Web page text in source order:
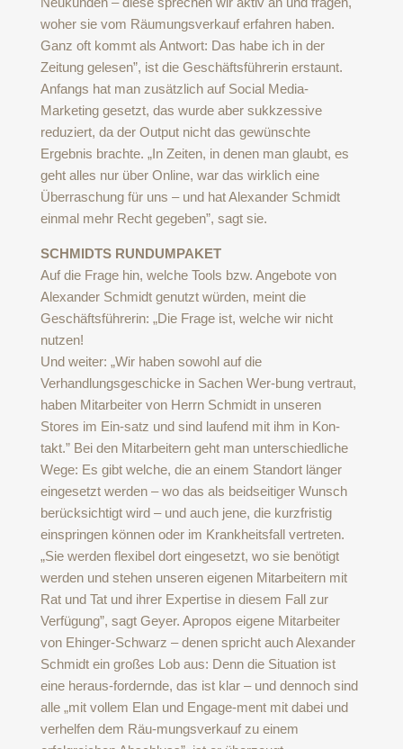
woher sie vom Räumungsverkauf erfahren haben.
Ganz oft kommt als Antwort: Das habe ich in der
Zeitung gelesen”, ist die Geschäftsführerin erstaunt.
Anfangs hat man zusätzlich auf Social Media-
Marketing gesetzt, das wurde aber sukkzessive
reduziert, da der Output nicht das gewünschte
Ergebnis brachte. „In Zeiten, in denen man glaubt, es
geht alles nur über Online, war das wirklich eine
Überraschung für uns – und hat Alexander Schmidt
einmal mehr Recht gegeben”, sagt sie.
SCHMIDTS RUNDUMPAKET
Auf die Frage hin, welche Tools bzw. Angebote von
Alexander Schmidt genutzt würden, meint die
Geschäftsführerin: „Die Frage ist, welche wir nicht
nutzen!
Und weiter: „Wir haben sowohl auf die
Verhandlungsgeschicke in Sachen Wer-bung vertraut,
haben Mitarbeiter von Herrn Schmidt in unseren
Stores im Ein-satz und sind laufend mit ihm in Kon-
takt.” Bei den Mitarbeitern geht man unterschiedliche
Wege: Es gibt welche, die an einem Standort länger
eingesetzt werden – wo das als beidseitiger Wunsch
berücksichtigt wird – und auch jene, die kurzfristig
einspringen können oder im Krankheitsfall vertreten.
„Sie werden flexibel dort eingesetzt, wo sie benötigt
werden und stehen unseren eigenen Mitarbeitern mit
Rat und Tat und ihrer Expertise in diesem Fall zur
Verfügung”, sagt Geyer. Apropos eigene Mitarbeiter
von Ehinger-Schwarz – denen spricht auch Alexander
Schmidt ein großes Lob aus: Denn die Situation ist
eine heraus-fordernde, das ist klar – und dennoch sind
alle „mit vollem Elan und Engage-ment mit dabei und
verhelfen dem Räu-mungsverkauf zu einem